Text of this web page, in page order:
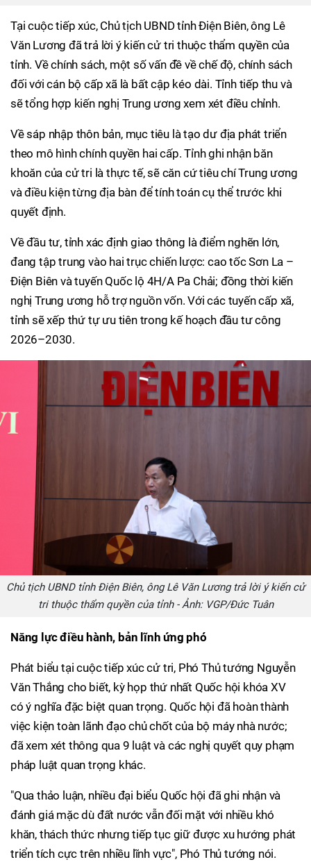
Tại cuộc tiếp xúc, Chủ tịch UBND tỉnh Điện Biên, ông Lê
Văn Lương đã trả lời ý kiến cử tri thuộc thẩm quyền của
tỉnh. Về chính sách, một số vấn đề về chế độ, chính sách
đối với cán bộ cấp xã là bất cập kéo dài. Tỉnh tiếp thu và
sẽ tổng hợp kiến nghị Trung ương xem xét điều chỉnh.
Về sáp nhập thôn bản, mục tiêu là tạo dư địa phát triển
theo mô hình chính quyền hai cấp. Tỉnh ghi nhận băn
khoăn của cử tri là thực tế, sẽ căn cứ tiêu chí Trung ương
và điều kiện từng địa bàn để tính toán cụ thể trước khi
quyết định.
Về đầu tư, tỉnh xác định giao thông là điểm nghẽn lớn,
đang tập trung vào hai trục chiến lược: cao tốc Sơn La –
Điện Biên và tuyến Quốc lộ 4H/A Pa Chải; đồng thời kiến
nghị Trung ương hỗ trợ nguồn vốn. Với các tuyến cấp xã,
tỉnh sẽ xếp thứ tự ưu tiên trong kế hoạch đầu tư công
2026–2030.
Chủ tịch UBND tỉnh Điện Biên, ông Lê Văn Lương trả lời ý kiến cử
tri thuộc thẩm quyền của tỉnh - Ảnh: VGP/Đức Tuân
Năng lực điều hành, bản lĩnh ứng phó
Phát biểu tại cuộc tiếp xúc cử tri, Phó Thủ tướng Nguyễn
Văn Thắng cho biết, kỳ họp thứ nhất Quốc hội khóa XV
có ý nghĩa đặc biệt quan trọng. Quốc hội đã hoàn thành
việc kiện toàn lãnh đạo chủ chốt của bộ máy nhà nước;
đã xem xét thông qua 9 luật và các nghị quyết quy phạm
pháp luật quan trọng khác.
"Qua thảo luận, nhiều đại biểu Quốc hội đã ghi nhận và
đánh giá mặc dù đất nước vẫn đối mặt với nhiều khó
khăn, thách thức nhưng tiếp tục giữ được xu hướng phát
triển tích cực trên nhiều lĩnh vực", Phó Thủ tướng nói.